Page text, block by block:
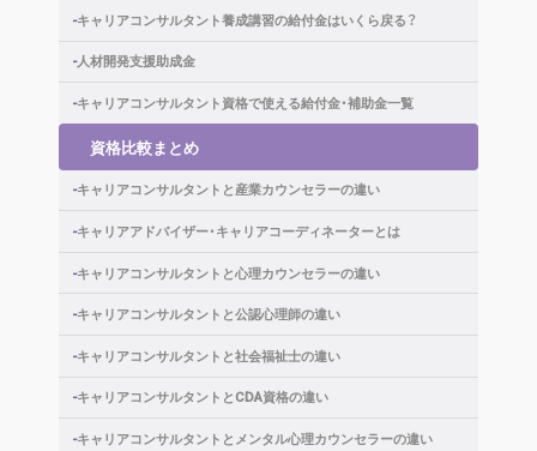
キャリアコンサルタント養成講習の給付金はいくら戻る？
人材開発支援助成金
キャリアコンサルタント資格で使える給付金・補助金一覧
資格比較まとめ
キャリアコンサルタントと産業カウンセラーの違い
キャリアアドバイザー・キャリアコーディネーターとは
キャリアコンサルタントと心理カウンセラーの違い
キャリアコンサルタントと公認心理師の違い
キャリアコンサルタントと社会福祉士の違い
キャリアコンサルタントとCDA資格の違い
キャリアコンサルタントとメンタル心理カウンセラーの違い